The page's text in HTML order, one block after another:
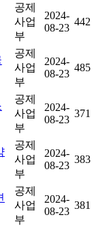
공제
사업
부
2024-
08-23
442
공제
사업
부
2024-
08-23
485
공제
사업
부
2024-
08-23
371
공제
사업
부
2024-
08-23
383
공제
사업
부
2024-
08-23
381